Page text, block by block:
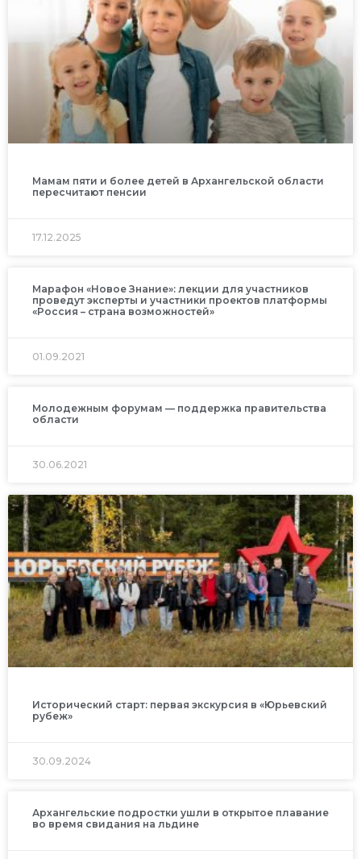
Мамам пяти и более детей в Архангельской области
пересчитают пенсии
17.12.2025
Марафон «Новое Знание»: лекции для участников
проведут эксперты и участники проектов платформы
«Россия – страна возможностей»
01.09.2021
Молодежным форумам — поддержка правительства
области
30.06.2021
Исторический старт: первая экскурсия в «Юрьевский
рубеж»
30.09.2024
Архангельские подростки ушли в открытое плавание
во время свидания на льдине